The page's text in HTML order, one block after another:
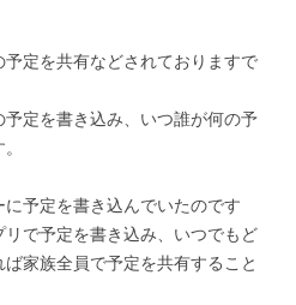
定を共有などされておりますで
定を書き込み、いつ誰が何の予
予定を書き込んでいたのです
で予定を書き込み、いつでもど
家族全員で予定を共有すること